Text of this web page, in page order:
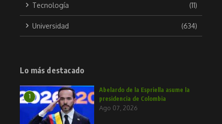
Tecnología (11)
Universidad (634)
Lo más destacado
1
Abelardo de la Espriella asume la
presidencia de Colombia
Ago 07, 2026